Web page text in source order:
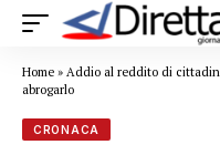
Home » Addio al reddito di
abrogarlo
CRONACA